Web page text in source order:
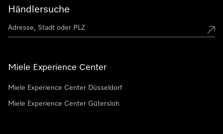
Händlersuche
Miele Experience Center
Miele Experience Center Düsseldorf
Miele Experience Center Gütersloh